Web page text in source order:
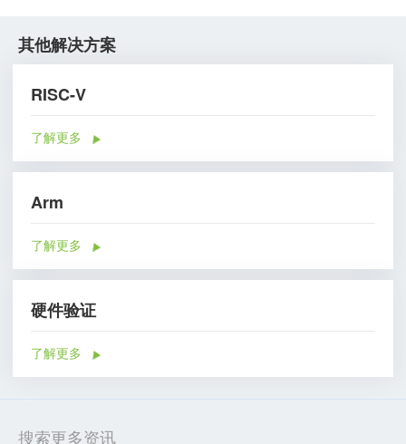
其他解决方案
RISC-V
了解更多
Arm
了解更多
硬件验证
了解更多
搜索更多资讯